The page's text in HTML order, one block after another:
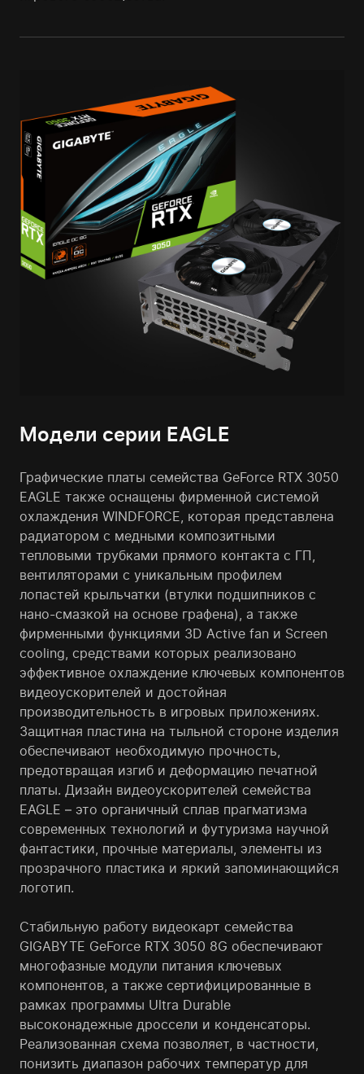
Модели серии EAGLE
Графические платы семейства GeForce RTX 3050
EAGLE также оснащены фирменной системой
охлаждения WINDFORCE, которая представлена
радиатором с медными композитными
тепловыми трубками прямого контакта с ГП,
вентиляторами с уникальным профилем
лопастей крыльчатки (втулки подшипников с
нано-смазкой на основе графена), а также
фирменными функциями 3D Active fan и Screen
cooling, средствами которых реализовано
эффективное охлаждение ключевых компонентов
видеоускорителей и достойная
производительность в игровых приложениях.
Защитная пластина на тыльной стороне изделия
обеспечивают необходимую прочность,
предотвращая изгиб и деформацию печатной
платы. Дизайн видеоускорителей семейства
EAGLE – это органичный сплав прагматизма
современных технологий и футуризма научной
фантастики, прочные материалы, элементы из
прозрачного пластика и яркий запоминающийся
логотип.
Стабильную работу видеокарт семейства
GIGABYTE GeForce RTX 3050 8G обеспечивают
многофазные модули питания ключевых
компонентов, а также сертифицированные в
рамках программы Ultra Durable
высоконадежные дроссели и конденсаторы.
Реализованная схема позволяет, в частности,
понизить диапазон рабочих температур для